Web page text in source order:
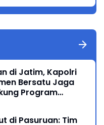
di Jatim, Kapolri
Bersatu Jaga
Program
di Pasuruan: Tim